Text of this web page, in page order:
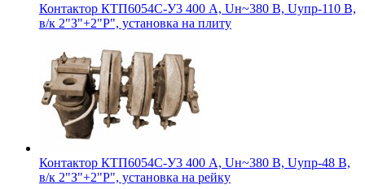
Контактор КТП6054С-У3 400 А, Uн~380 В, Uупр-110 В,
в/к 2"З"+2"Р", установка на плиту
Контактор КТП6054С-У3 400 А, Uн~380 В, Uупр-48 В,
в/к 2"З"+2"Р", установка на рейку